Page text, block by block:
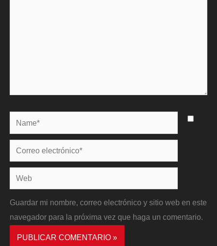
Name*
Correo
electrónico*
Web
Guardar mi nombre, correo electrónico y sitio web en este
navegador para la próxima vez que haga un comentario.